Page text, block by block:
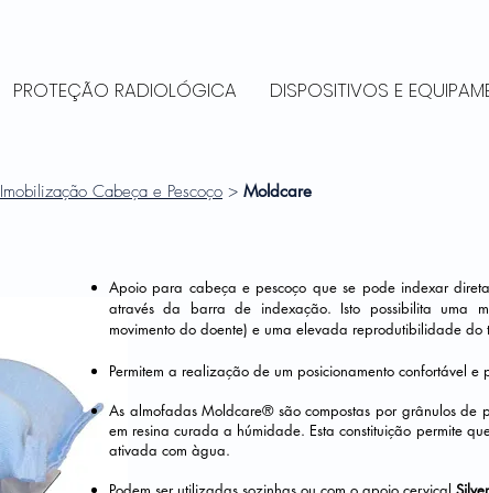
PROTEÇÃO RADIOLÓGICA DISPOSITIVOS E
Imobilização Cabeça e Pescoço > Moldcare
Apoio para cabeça e pescoço que se pode indexar
através da barra de indexação. Isto possibilita uma
movimento do doente) e uma elevada reprodutibilidade do
Permitem a realização de um posicionamento confortável
As almofadas Moldcare® são compostas por grânulos de
em resina curada a húmidade. Esta constituição permite
ativada com àgua.